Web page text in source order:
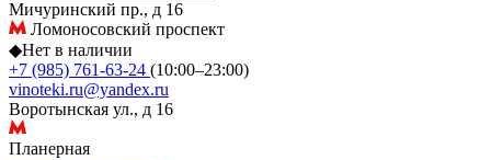
Мичуринский пр., д 16
Ломоносовский проспект
◆Нет в наличии
+7 (985) 761-63-24 (10:00–23:00)
vinoteki.ru@yandex.ru
Воротынская ул., д 16
Планерная